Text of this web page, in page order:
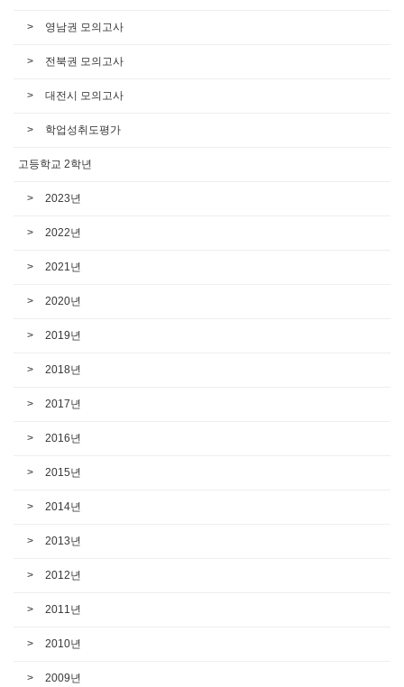
영남권 모의고사
전북권 모의고사
대전시 모의고사
학업성취도평가
고등학교 2학년
2023년
2022년
2021년
2020년
2019년
2018년
2017년
2016년
2015년
2014년
2013년
2012년
2011년
2010년
2009년